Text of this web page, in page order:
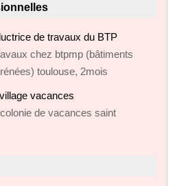
de travaux du BTP
chez btpmp (bâtiments
toulouse, 2mois
vacances
de vacances saint